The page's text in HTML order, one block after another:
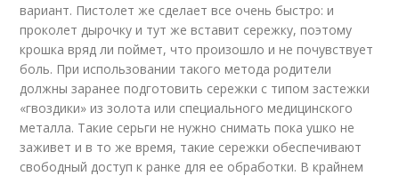
вариант. Пистолет же сделает все очень быстро: и
проколет дырочку и тут же вставит сережку, поэтому
крошка вряд ли поймет, что произошло и не почувствует
боль. При использовании такого метода родители
должны заранее подготовить сережки с типом застежки
«гвоздики» из золота или специального медицинского
металла. Такие серьги не нужно снимать пока ушко не
заживет и в то же время, такие сережки обеспечивают
свободный доступ к ранке для ее обработки. В крайнем